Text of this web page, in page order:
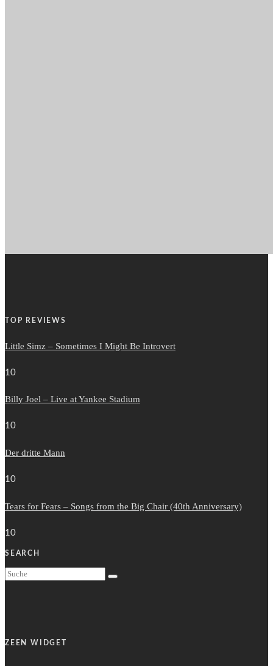
TOP REVIEWS
Little Simz – Sometimes I Might Be Introvert
10
Billy Joel – Live at Yankee Stadium
10
Der dritte Mann
10
Tears for Fears – Songs from the Big Chair (40th Anniversary)
10
SEARCH
ZEEN WIDGET